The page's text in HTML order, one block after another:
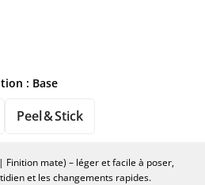
: Base
Peel & Stick
mate) – léger et facile à poser,
et les changements rapides.